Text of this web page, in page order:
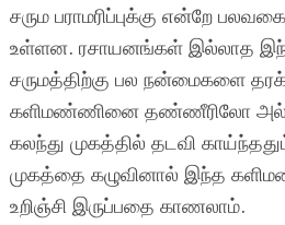
சரும பராமரிப்புக்கு என்றே
உள்ளன. ரசாயனங்கள் இல்லாத
சருமத்திற்கு பல நன்மைகளை
களிமண்ணினை தண்ணீரிலோ
கலந்து முகத்தில் தடவி
முகத்தை கழுவினால் இந்த
உறிஞ்சி இருப்பதை காணலாம்.